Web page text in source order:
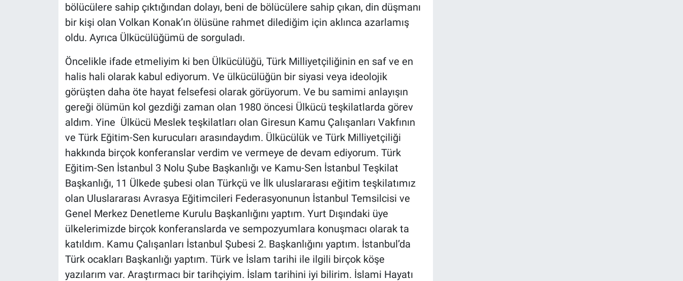
bölücülere sahip çıktığından dolayı, beni de bölücülere sahip çıkan, din düşmanı
bir kişi olan Volkan Konak’ın ölüsüne rahmet dilediğim için aklınca azarlamış
oldu. Ayrıca Ülkücülüğümü de sorguladı.
Öncelikle ifade etmeliyim ki ben Ülkücülüğü, Türk Milliyetçiliğinin en saf ve en
halis hali olarak kabul ediyorum. Ve ülkücülüğün bir siyasi veya ideolojik
görüşten daha öte hayat felsefesi olarak görüyorum. Ve bu samimi anlayışın
gereği ölümün kol gezdiği zaman olan 1980 öncesi Ülkücü teşkilatlarda görev
aldım. Yine Ülkücü Meslek teşkilatları olan Giresun Kamu Çalışanları Vakfının
ve Türk Eğitim-Sen kurucuları arasındaydım. Ülkücülük ve Türk Milliyetçiliği
hakkında birçok konferanslar verdim ve vermeye de devam ediyorum. Türk
Eğitim-Sen İstanbul 3 Nolu Şube Başkanlığı ve Kamu-Sen İstanbul Teşkilat
Başkanlığı, 11 Ülkede şubesi olan Türkçü ve İlk uluslararası eğitim teşkilatımız
olan Uluslararası Avrasya Eğitimcileri Federasyonunun İstanbul Temsilcisi ve
Genel Merkez Denetleme Kurulu Başkanlığını yaptım. Yurt Dışındaki üye
ülkelerimizde birçok konferanslarda ve sempozyumlara konuşmacı olarak ta
katıldım. Kamu Çalışanları İstanbul Şubesi 2. Başkanlığını yaptım. İstanbul’da
Türk ocakları Başkanlığı yaptım. Türk ve İslam tarihi ile ilgili birçok köşe
yazılarım var. Araştırmacı bir tarihçiyim. İslam tarihini iyi bilirim. İslami Hayatı